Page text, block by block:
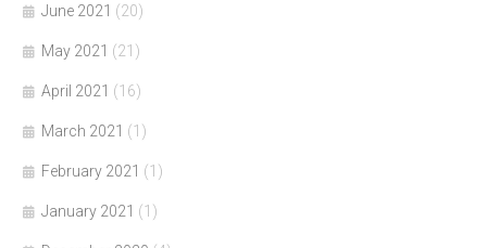
June 2021 (20)
May 2021 (21)
April 2021 (16)
March 2021 (1)
February 2021 (1)
January 2021 (1)